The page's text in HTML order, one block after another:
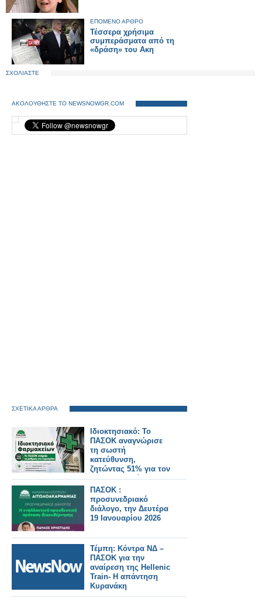
ΕΠΟΜΕΝΟ ΑΡΘΡΟ
Τέσσερα χρήσιμα
συμπεράσματα από τη
«δράση» του Ακη
ΣΧΟΛΙΑΣΤΕ
ΑΚΟΛΟΥΘΗΣΤΕ ΤΟ NEWSNOWGR.COM
ΣΧΕΤΙΚΑ ΑΡΘΡΑ
Ιδιοκτησιακό: Το
ΠΑΣΟΚ αναγνώρισε
τη σωστή
κατεύθυνση,
ζητώντας 51% για τον
φαρμακοποιό
ΠΑΣΟΚ :
προσυνεδριακό
διάλογο, την Δευτέρα
19 Ιανουαρίου 2026
Τέμπη: Κόντρα ΝΔ –
ΠΑΣΟΚ για την
αναίρεση της Hellenic
Train- Η απάντηση
Κυρανάκη